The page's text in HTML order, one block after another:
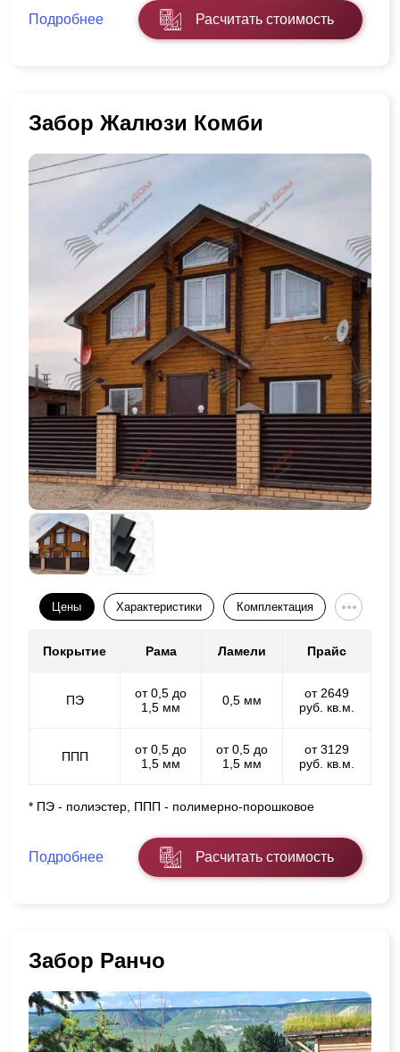
Подробнее Расчитать стоимость
Забор Жалюзи Комби
Цены Характеристики Комплектация
Покрытие Рама Ламели Прайс
ПЭ
от 0,5 до
1,5 мм
0,5 мм
от 2649
руб. кв.м.
ППП
от 0,5 до
1,5 мм
от 0,5 до
1,5 мм
от 3129
руб. кв.м.
* ПЭ - полиэстер, ППП - полимерно-порошковое
Подробнее Расчитать стоимость
Забор Ранчо